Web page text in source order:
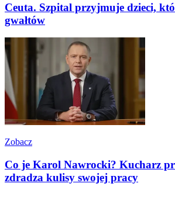
Ceuta. Szpital przyjmuje dzieci,
gwałtów
Zobacz
Co je Karol Nawrocki? Kucharz
zdradza kulisy swojej pracy